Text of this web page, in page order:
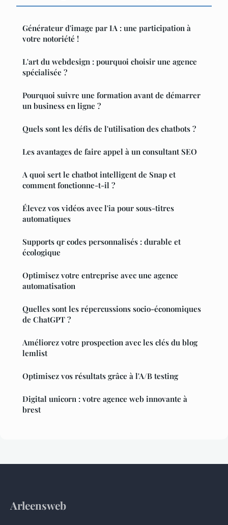
Générateur d'image par IA : une participation à
votre notoriété !
L'art du webdesign : pourquoi choisir une agence
spécialisée ?
Pourquoi suivre une formation avant de démarrer
un business en ligne ?
Quels sont les défis de l'utilisation des chatbots ?
Les avantages de faire appel à un consultant SEO
A quoi sert le chatbot intelligent de Snap et
comment fonctionne-t-il ?
Élevez vos vidéos avec l'ia pour sous-titres
automatiques
Supports qr codes personnalisés : durable et
écologique
Optimisez votre entreprise avec une agence
automatisation
Quelles sont les répercussions socio-économiques
de ChatGPT ?
Améliorez votre prospection avec les clés du blog
lemlist
Optimisez vos résultats grâce à l'A/B testing
Digital unicorn : votre agence web innovante à
brest
Arleensweb